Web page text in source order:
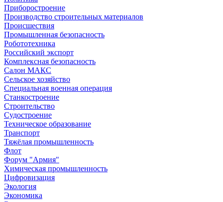
Приборостроение
Производство строительных материалов
Происшествия
Промышленная безопасность
Робототехника
Российский экспорт
Комплексная безопасность
Салон МАКС
Сельское хозяйство
Специальная военная операция
Станкостроение
Строительство
Судостроение
Техническое образование
Транспорт
Тяжёлая промышленность
Флот
Форум "Армия"
Химическая промышленность
Цифровизация
Экология
Экономика